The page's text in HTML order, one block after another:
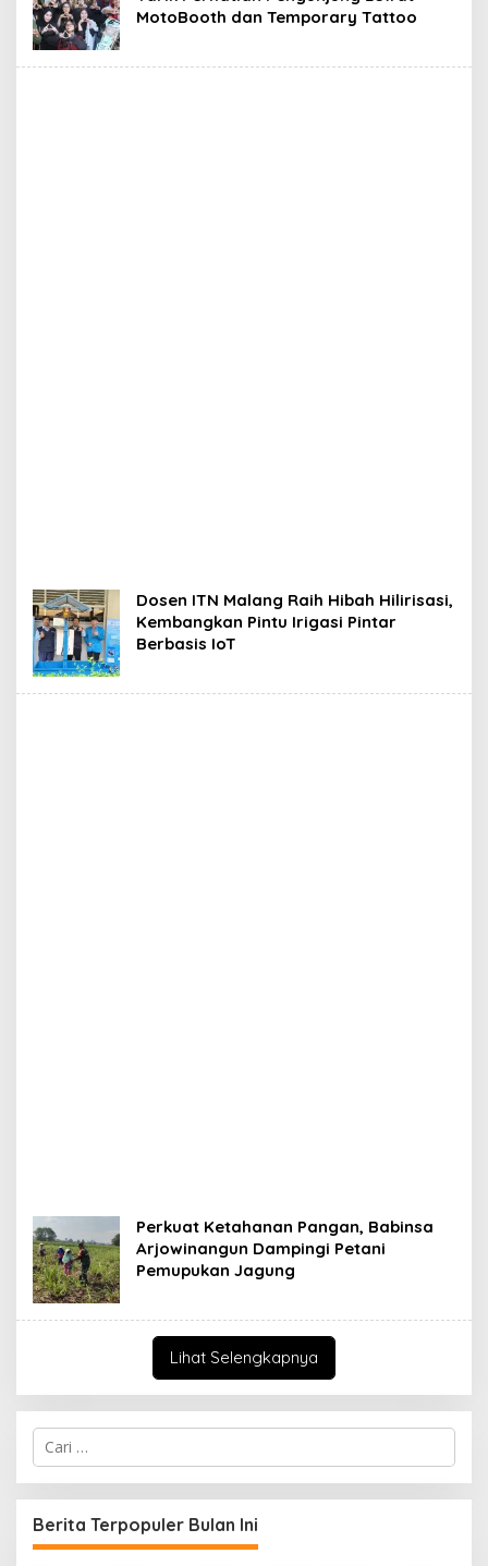
MotoBooth dan Temporary Tattoo
Dosen ITN Malang Raih Hibah Hilirisasi,
Kembangkan Pintu Irigasi Pintar
Berbasis IoT
Perkuat Ketahanan Pangan, Babinsa
Arjowinangun Dampingi Petani
Pemupukan Jagung
Lihat Selengkapnya
C
i
u
n
t
Berita Terpopuler Bulan Ini